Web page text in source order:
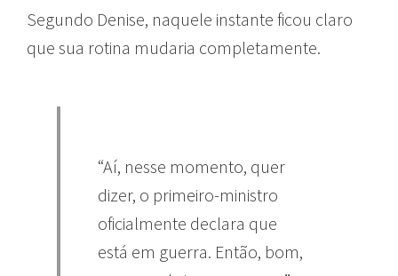
Segundo Denise, naquele instante ficou claro
que sua rotina mudaria completamente.
“Aí, nesse momento, quer
dizer, o primeiro-ministro
oficialmente declara que
está em guerra. Então, bom,